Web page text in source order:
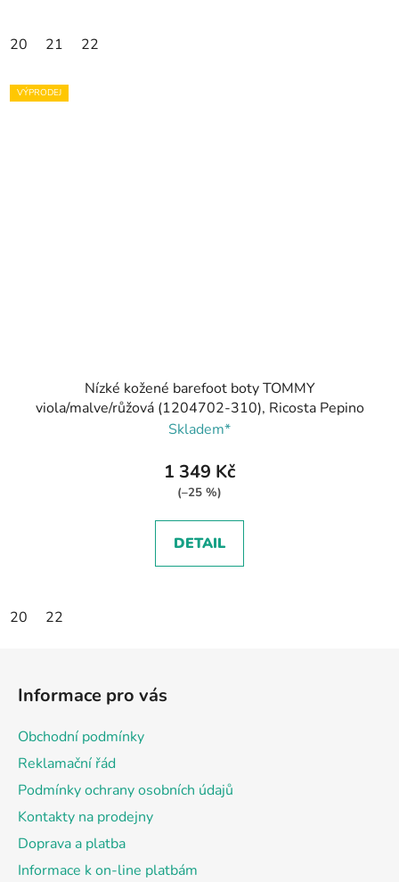
20 21 22
VÝPRODEJ
Nízké kožené barefoot boty TOMMY
viola/malve/růžová (1204702-310), Ricosta Pepino
Skladem*
1 349 Kč
(–25 %)
DETAIL
20 22
Informace pro vás
Obchodní podmínky
Reklamační řád
Podmínky ochrany osobních údajů
Kontakty na prodejny
Doprava a platba
Informace k on-line platbám